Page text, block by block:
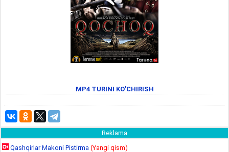
MP4 TURINI KO'CHIRISH
Reklama
Qashqirlar Makoni Pistirma (Yangi qism)